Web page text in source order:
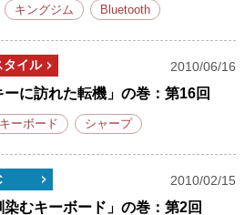
キングジム Bluetooth
タイル 2010/06/16
ーに訪れた転機」の巻：第16回
キーボード シャープ
2010/02/15
染むキーボード」の巻：第2回